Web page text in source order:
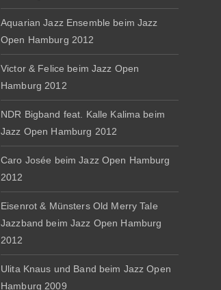
Aquarian Jazz Ensemble beim Jazz
Open Hamburg 2012
Victor & Felice beim Jazz Open
Hamburg 2012
NDR Bigband feat. Kalle Kalima beim
Jazz Open Hamburg 2012
Caro Josée beim Jazz Open Hamburg
2012
Eisenrot & Münsters Old Merry Tale
Jazzband beim Jazz Open Hamburg
2012
Ulita Knaus und Band beim Jazz Open
Hamburg 2009